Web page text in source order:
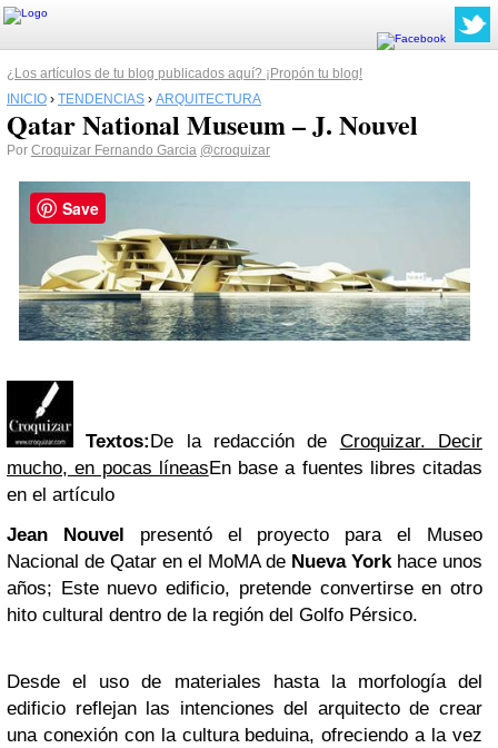
¿Los artículos de tu blog publicados aquí? ¡Propón tu blog!
INICIO › TENDENCIAS › ARQUITECTURA
Qatar National Museum – J. Nouvel
Por Croquizar Fernando Garcia @croquizar
Textos: De la redacción de Croquizar. Decir
mucho, en pocas líneas En base a fuentes libres citadas
en el artículo
Jean Nouvel
presentó el proyecto para el Museo
Nacional de Qatar en el MoMA de Nueva Yorkhace unos
años; Este nuevo edificio, pretende convertirse en otro
hito cultural dentro de la región del Golfo Pérsico.
Desde el uso de materiales hasta la morfología del
edificio reflejan las intenciones del arquitecto de crear
una conexión con la cultura beduina, ofreciendo a la vez
Save